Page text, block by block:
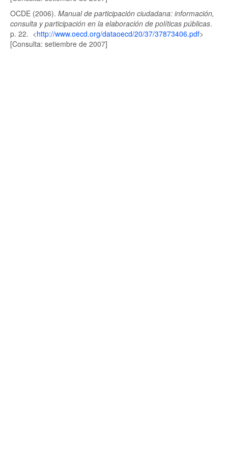
OCDE (2006). Manual de participación ciudadana: información,
consulta y participación en la elaboración de políticas públicas.
p. 22. <http://www.oecd.org/dataoecd/20/37/37873406.pdf>
[Consulta: setiembre de 2007]